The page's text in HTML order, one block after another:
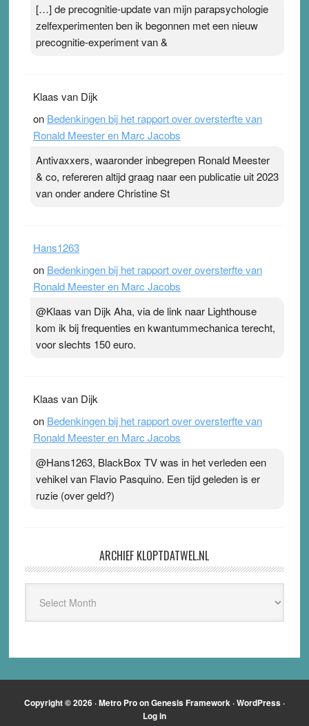
[…] de precognitie-update van mijn parapsychologie
zelfexperimenten ben ik begonnen met een nieuw
precognitie-experiment van &
Klaas van Dijk
on Bedenkingen bij het rapport over oversterfte van
Ronald Meester en Marc Jacobs
Antivaxxers, waaronder inbegrepen Ronald Meester
& co, refereren altijd graag naar een publicatie uit 2023
van onder andere Christine St
Hans1263
on Bedenkingen bij het rapport over oversterfte van
Ronald Meester en Marc Jacobs
@Klaas van Dijk Aha, via de link naar Lighthouse
kom ik bij frequenties en kwantummechanica terecht,
voor slechts 150 euro.
Klaas van Dijk
on Bedenkingen bij het rapport over oversterfte van
Ronald Meester en Marc Jacobs
@Hans1263, BlackBox TV was in het verleden een
vehikel van Flavio Pasquino. Een tijd geleden is er
ruzie (over geld?)
ARCHIEF KLOPTDATWEL.NL
Kloptdatwel.nl
Copyright © 2026 ·Metro ProonGenesis Framework ·WordPress ·
Log in